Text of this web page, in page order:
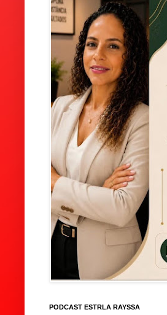
PODCAST ESTRLA RAYSSA